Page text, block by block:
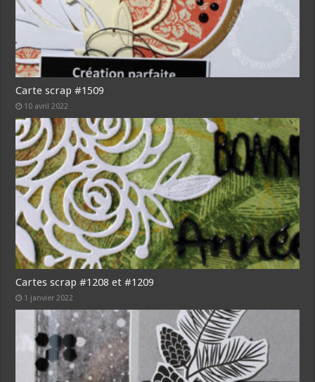
Carte scrap #1509
10 avril 2022
Cartes scrap #1208 et #1209
1 janvier 2022